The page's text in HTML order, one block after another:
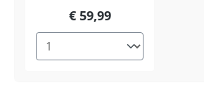
€ 59,99